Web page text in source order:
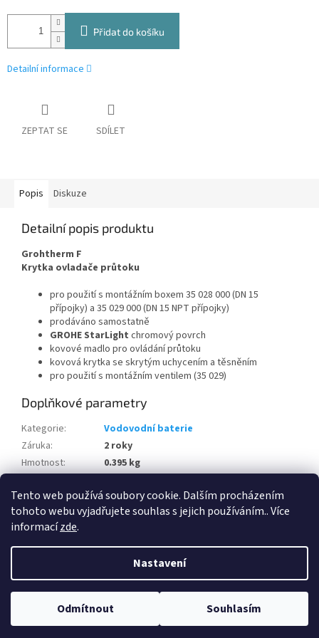
Tento web používá soubory cookie. Dalším procházením
tohoto webu vyjadřujete souhlas s jejich používáním.. Více
informacízde.
Nastavení
Odmítnout Souhlasím
Přidat do košíku
Detailní informace
ZEPTAT SE SDÍLET
Popis Diskuze
Detailní popis produktu
Grohtherm F
Krytka ovladače průtoku
pro použití s montážním boxem 35 028 000 (DN 15
přípojky) a 35 029 000 (DN 15 NPT přípojky)
prodáváno samostatně
GROHE StarLight chromový povrch
kovové madlo pro ovládání průtoku
kovová krytka se skrytým uchycením a těsněním
pro použití s montážním ventilem (35 029)
Doplňkové parametry
Kategorie:
Vodovodní baterie
Záruka:
2 roky
Hmotnost:
0.395 kg
Množství v balení: 50
Vytvořil Shoptet
Copyright 2026Bathshop.cz . Všechna práva vyhrazena.